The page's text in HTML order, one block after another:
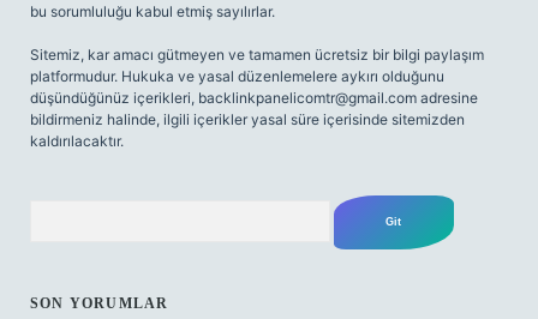
bu sorumluluğu kabul etmiş sayılırlar.
Sitemiz, kar amacı gütmeyen ve tamamen ücretsiz bir bilgi paylaşım
platformudur. Hukuka ve yasal düzenlemelere aykırı olduğunu
düşündüğünüz içerikleri, backlinkpanelicomtr@gmail.com adresine
bildirmeniz halinde, ilgili içerikler yasal süre içerisinde sitemizden
kaldırılacaktır.
SON YORUMLAR